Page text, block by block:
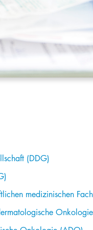
(DDG)
medizinischen